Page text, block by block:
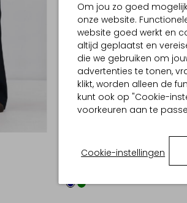
Om jou zo goed
onze website.
website goed werkt en
altijd geplaatst en
die we gebruiken om
advertenties te tonen,
klikt, worden alleen de
kunt ook op "Cookie-
voorkeuren aan te
Cookie-instellingen
Lange broeken